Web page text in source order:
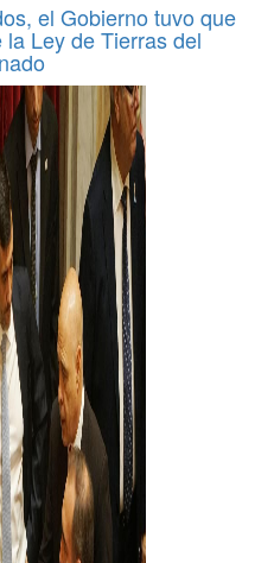
el Gobierno tuvo que
Ley de Tierras del